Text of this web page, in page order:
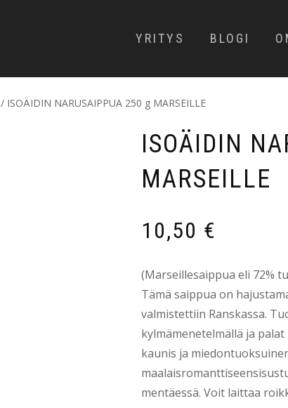
YRITYS BLOGI
/ ISOÄIDIN NARUSAIPPUA 250 g MARSEILLE
ISOÄIDIN
MARSEILLE
10,50 €
(Marseillesaippua eli 72%
Tämä saippua on
valmistettiin Ranskassa.
kylmämenetelmällä ja
kaunis ja
mentäessä. Voit laittaa